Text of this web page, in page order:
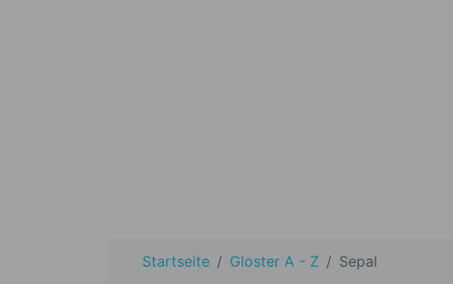
Startseite Gloster A - Z Sepal